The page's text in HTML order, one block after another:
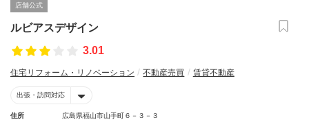
店舗公式
ルビアスデザイン
3.01
住宅リフォーム・リノベーション 不動産売買 賃貸不動産
出張・訪問対応
住所 広島県福山市山手町６－３－３